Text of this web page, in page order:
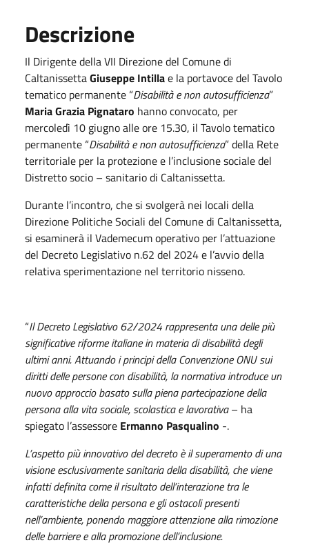
Descrizione
Il Dirigente della VII Direzione del Comune di
CaltanissettaGiuseppe Intillae la portavoce del Tavolo
tematico permanente “Disabilitàe non autosufficienza”
Maria Grazia Pignataro hanno convocato, per
mercoledì 10 giugno alle ore 15.30, il Tavolo tematico
permanente “Disabilitàe non autosufficienza” della Rete
territoriale per la protezione e l’inclusione sociale del
Distretto socio – sanitario di Caltanissetta.
Durante l’incontro, che si svolgerà nei locali della
Direzione Politiche Sociali del Comune di Caltanissetta,
si esaminerà il Vademecum operativo per l’attuazione
del Decreto Legislativo n.62 del 2024 e l’avvio della
relativa sperimentazione nel territorio nisseno.
“Il Decreto Legislativo 62/2024 rappresenta una delle più
significative riforme italiane in materia di disabilità degli
ultimi anni. Attuando i principi della Convenzione ONU sui
diritti delle persone con disabilità, la normativa introduce un
nuovo approccio basato sulla piena partecipazione della
persona alla vita sociale, scolastica e lavorativa– ha
spiegato l’assessore Ermanno Pasqualino -.
L’aspetto più innovativo del decreto è il superamento di una
visione esclusivamente sanitaria della disabilità, che viene
infatti definita come il risultato dell’interazione tra le
caratteristiche della persona e gli ostacoli presenti
nell’ambiente, ponendo maggiore attenzione alla rimozione
delle barriere e alla promozione dell’inclusione.